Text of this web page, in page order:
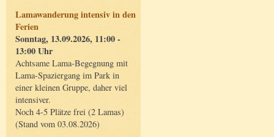
Lamawanderung intensiv in den
Ferien
Sonntag, 13.09.2026, 11:00 -
13:00 Uhr
Achtsame Lama-Begegnung mit
Lama-Spaziergang im Park in
einer kleinen Gruppe, daher viel
intensiver.
Noch 4-5 Plätze frei (2 Lamas)
(Stand vom 03.08.2026)